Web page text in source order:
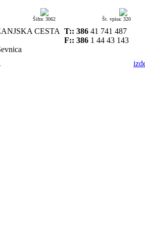
Šifra: 3062 Št. vpisa: 320
CESTA T:: 386 41 741 487
F:: 386 1 44 43 143